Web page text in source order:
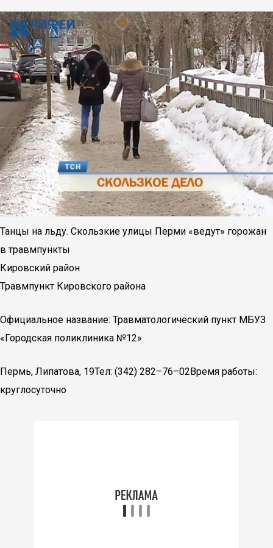
Танцы на льду. Скользкие улицы Перми «ведут» горожан
в травмпункты
Кировский район
Травмпункт Кировского района
Официальное название: Травматологический пункт МБУЗ
«Городская поликлиника №12»
Пермь, Липатова, 19Тел: (342) 282–76–02Время работы:
круглосуточно